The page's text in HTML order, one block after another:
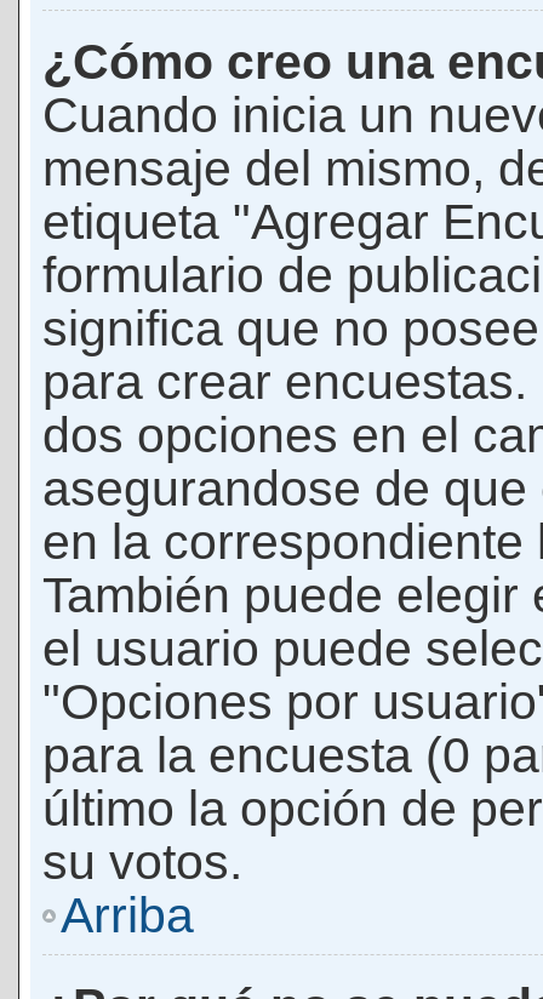
¿Cómo creo una
Cuando inicia un
mensaje del mismo,
etiqueta "Agregar
formulario de
significa que no
para crear
dos opciones en el
asegurandose de
en la
También puede
el usuario puede
"Opciones por
para la encuesta (0
último la opción de
su votos.
Arriba